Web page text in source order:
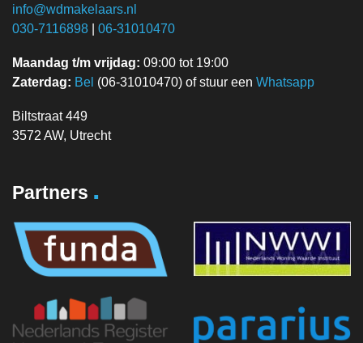
info@wdmakelaars.nl
030-7116898
06-31010470
Maandag t/m vrijdag: 09:00 tot 19:00
Zaterdag: Bel (06-31010470) of stuur een Whatsapp
Biltstraat 449
3572 AW, Utrecht
Partners .